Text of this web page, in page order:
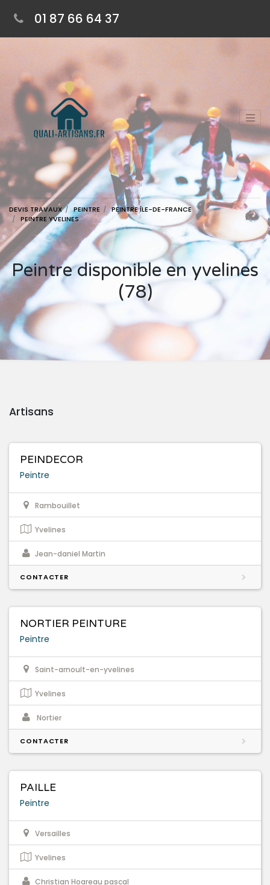
01 87 66 64 37
DEVIS TRAVAUX PEINTRE
PEINTRE ÎLE-DE-FRANCE
PEINTRE YVELINES
Peintre disponible en yvelines
(78)
Artisans
PEINDECOR
Peintre
Rambouillet
Yvelines
Jean-daniel Martin
CONTACTER
NORTIER PEINTURE
Peintre
Saint-arnoult-en-yvelines
Yvelines
Nortier
CONTACTER
PAILLE
Peintre
Versailles
Yvelines
Christian Hoareau pascal